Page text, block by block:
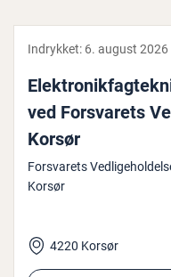
Indrykket: 6. august 2026
ved For­sva­rets
Korsør
Forsvarets
Korsør
4220 Korsør